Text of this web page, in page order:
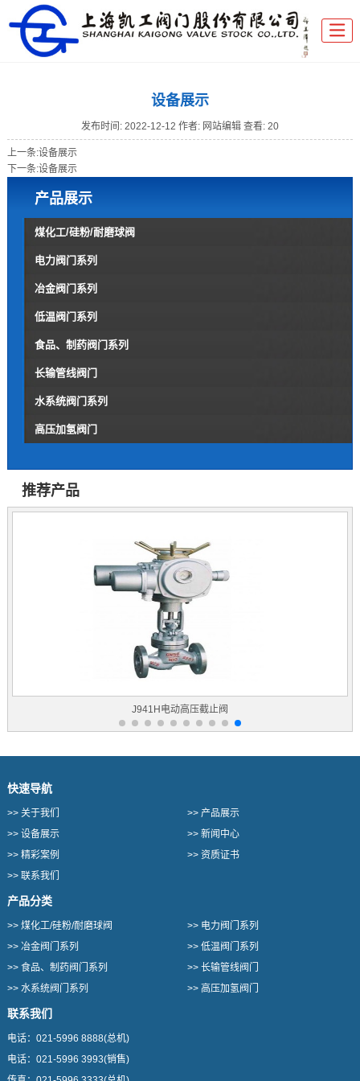
设备展示
发布时间: 2022-12-12 作者: 网站编辑 查看: 20
上一条:设备展示
下一条:设备展示
产品展示
煤化工/硅粉/耐磨球阀
电力阀门系列
冶金阀门系列
低温阀门系列
食品、制药阀门系列
长输管线阀门
水系统阀门系列
高压加氢阀门
推荐产品
J941H电动高压截止阀
快速导航
>> 关于我们 >> 产品展示
>> 设备展示 >> 新闻中心
>> 精彩案例 >> 资质证书
>> 联系我们
产品分类
>> 煤化工/硅粉/耐磨球阀 >> 电力阀门系列
>> 冶金阀门系列 >> 低温阀门系列
>> 食品、制药阀门系列 >> 长输管线阀门
>> 水系统阀门系列 >> 高压加氢阀门
联系我们
电话： 021-5996 8888(总机)
电话： 021-5996 3993(销售)